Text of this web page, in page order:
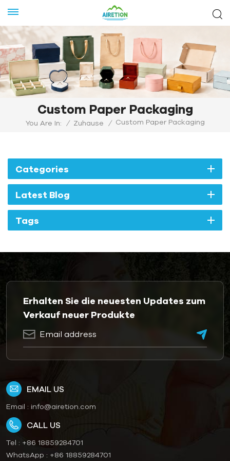
Custom Paper Packaging
You Are In: / Zuhause / Custom Paper Packaging
Categories
Latest Blog
Tags
Erhalten Sie die neuesten Updates zum
Verkauf neuer Produkte
EMAIL US
Email : info@airetion.com
CALL US
Tel : +86 18859284701
WhatsApp : +86 18859284701